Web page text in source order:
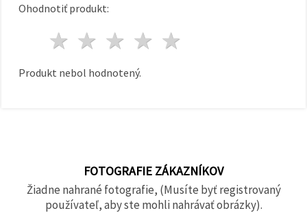
Ohodnotiť produkt:
4 hviezdy
3 hviezdy
2 hviezdy
1 hviezda
Produkt nebol hodnotený.
FOTOGRAFIE ZÁKAZNÍKOV
Žiadne nahrané fotografie, (Musíte byť registrovaný
používateľ, aby ste mohli nahrávať obrázky).